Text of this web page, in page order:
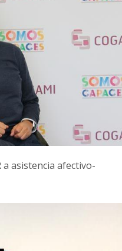
a asistencia afectivo-